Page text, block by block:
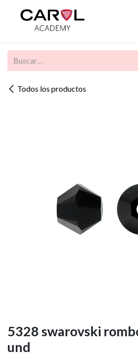
Todos los productos
5328 swarovski
und